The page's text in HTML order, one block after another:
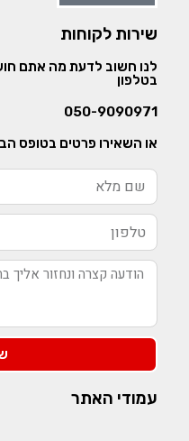
שירות לקוחות
לנו חשוב לדעת מה אתם
בטלפון
050-9090971
או השאירו פרטים בטופס
עמודי האתר